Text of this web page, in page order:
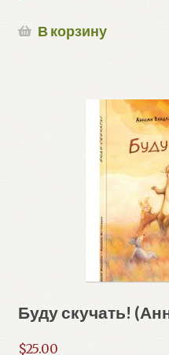
В корзину
Буду скучать!
$25.00